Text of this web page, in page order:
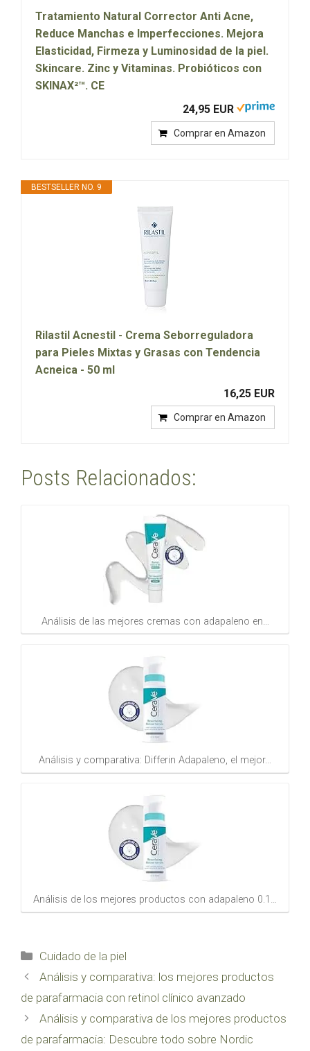
Tratamiento Natural Corrector Anti Acne,
Reduce Manchas e Imperfecciones. Mejora
Elasticidad, Firmeza y Luminosidad de la piel.
Skincare. Zinc y Vitaminas. Probióticos con
SKINAX²™. CE
24,95 EUR
Comprar en Amazon
BESTSELLER NO. 9
Rilastil Acnestil - Crema Seborreguladora
para Pieles Mixtas y Grasas con Tendencia
Acneica - 50 ml
16,25 EUR
Comprar en Amazon
Posts Relacionados:
Análisis de las mejores cremas con adapaleno en…
Análisis y comparativa: Differin Adapaleno, el mejor…
Análisis de los mejores productos con adapaleno 0.1…
Categorías
Cuidado de la piel
Análisis y comparativa: los mejores productos
de parafarmacia con retinol clínico avanzado
Análisis y comparativa de los mejores productos
de parafarmacia: Descubre todo sobre Nordic